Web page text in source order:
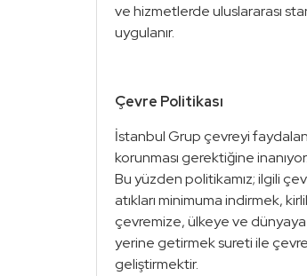
ve hizmetlerde uluslararası
uygulanır.
Çevre Politikası
İstanbul Grup çevreyi
korunması gerektiğine
Bu yüzden politikamız; ilgili
atıkları minimuma indirmek,
çevremize, ülkeye ve dünyaya
yerine getirmek sureti ile
geliştirmektir.